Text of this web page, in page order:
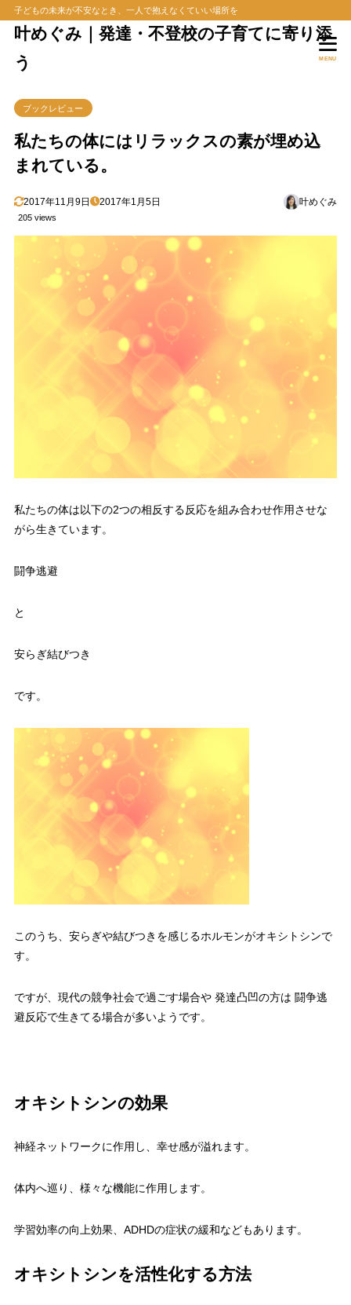
子どもの未来が不安なとき、一人で抱えなくていい場所を
叶めぐみ｜発達・不登校の子育てに寄り添
う
MENU
ブックレビュー
私たちの体にはリラックスの素が埋め込
まれている。
2017年11月9日 2017年1月5日 叶めぐみ
205 views
私たちの体は以下の2つの相反する反応を組み合わせ作用させな
がら生きています。
闘争逃避
と
安らぎ結びつき
です。
このうち、安らぎや結びつきを感じるホルモンがオキシトシンで
す。
ですが、現代の競争社会で過ごす場合や 発達凸凹の方は 闘争逃
避反応で生きてる場合が多いようです。
オキシトシンの効果
神経ネットワークに作用し、幸せ感が溢れます。
体内へ巡り、様々な機能に作用します。
学習効率の向上効果、ADHDの症状の緩和などもあります。
オキシトシンを活性化する方法